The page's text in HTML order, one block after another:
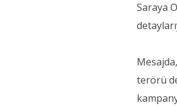
Saraya
terörü